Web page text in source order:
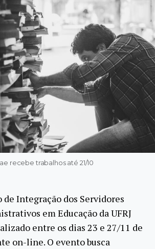
recebe trabalhos até 21/10
de Integração dos Servidores
em Educação da UFRJ
entre os dias 23 e 27/11 de
on-line. O evento busca